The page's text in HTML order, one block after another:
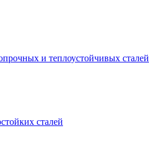
и теплоустойчивых сталей
сталей